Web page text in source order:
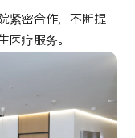
紧密合作，不断提
疗服务。